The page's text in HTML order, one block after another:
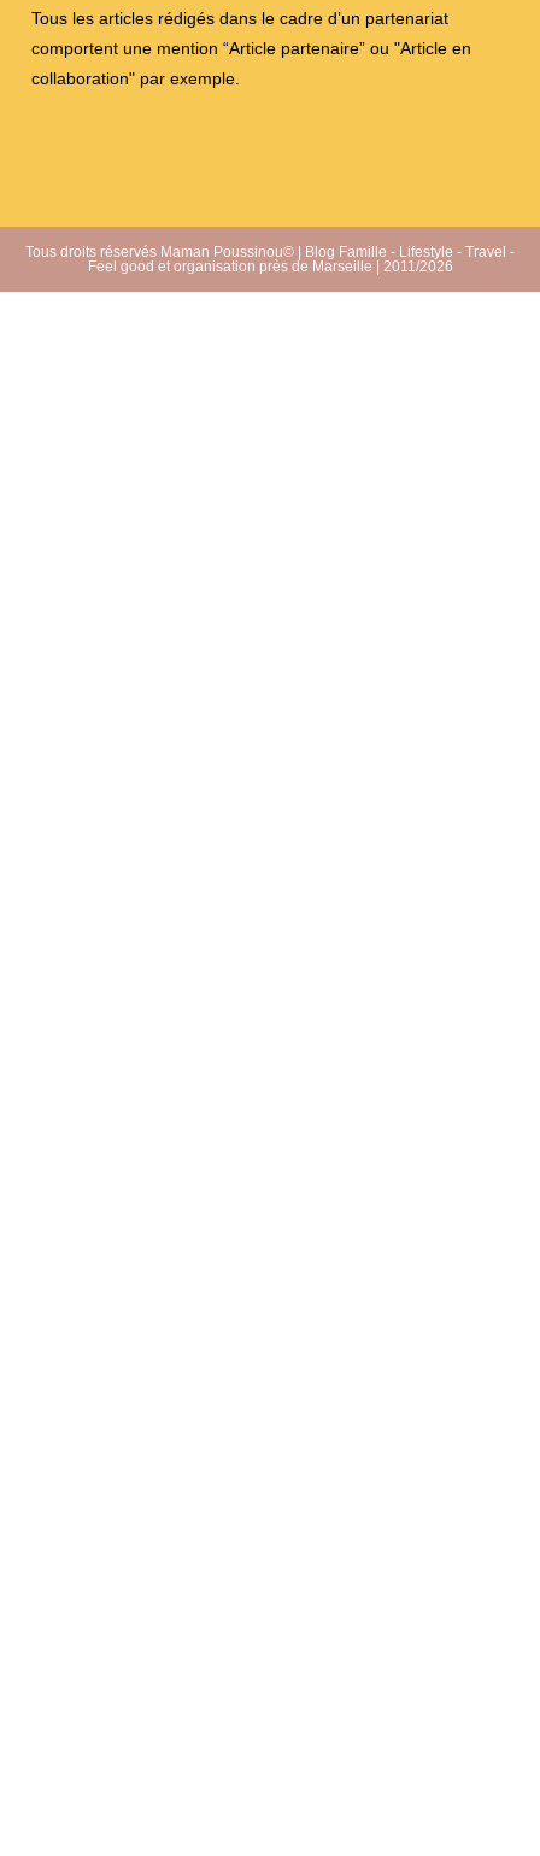
Tous les articles rédigés dans le cadre d’un partenariat
comportent une mention “Article partenaire” ou "Article en
collaboration" par exemple.
Tous droits réservés Maman Poussinou© | Blog Famille - Lifestyle - Travel -
Feel good et organisation près de Marseille | 2011/2026